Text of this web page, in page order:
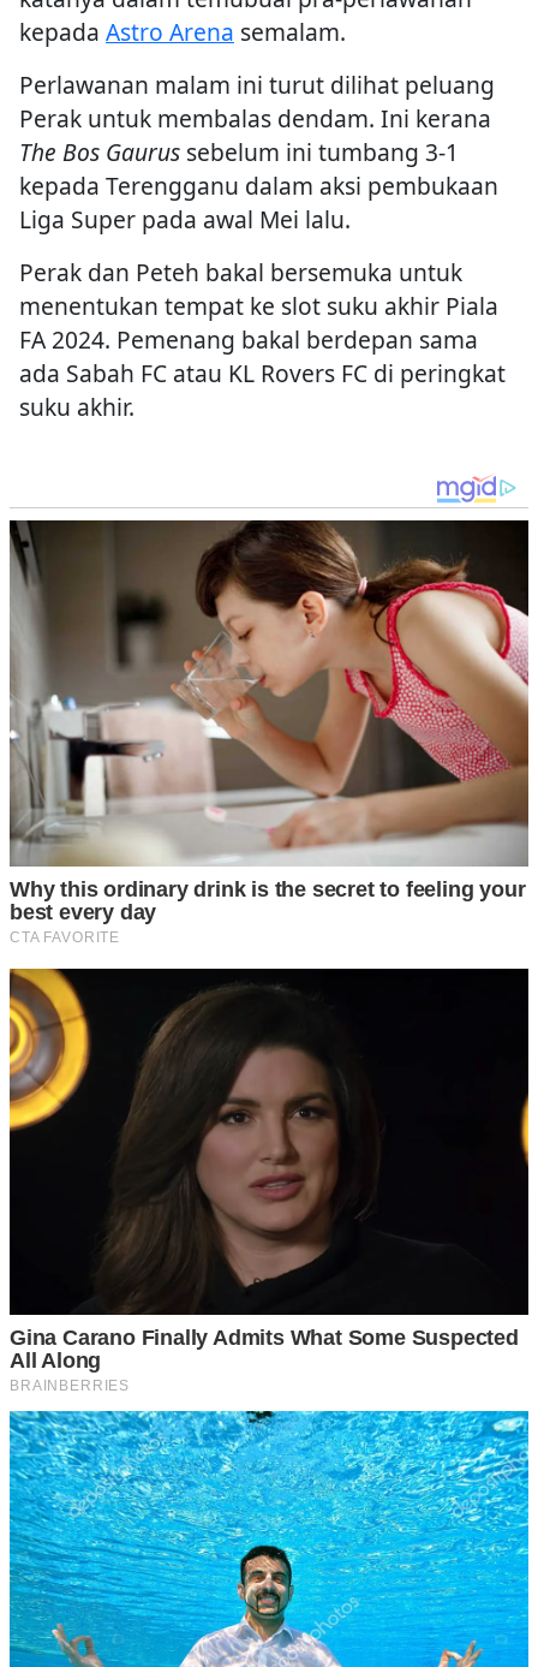
kepada Astro Arena semalam.
Perlawanan malam ini turut dilihat peluang
Perak untuk membalas dendam. Ini kerana
The Bos Gaurus sebelum ini tumbang 3-1
kepada Terengganu dalam aksi pembukaan
Liga Super pada awal Mei lalu.
Perak dan Peteh bakal bersemuka untuk
menentukan tempat ke slot suku akhir Piala
FA 2024. Pemenang bakal berdepan sama
ada Sabah FC atau KL Rovers FC di peringkat
suku akhir.